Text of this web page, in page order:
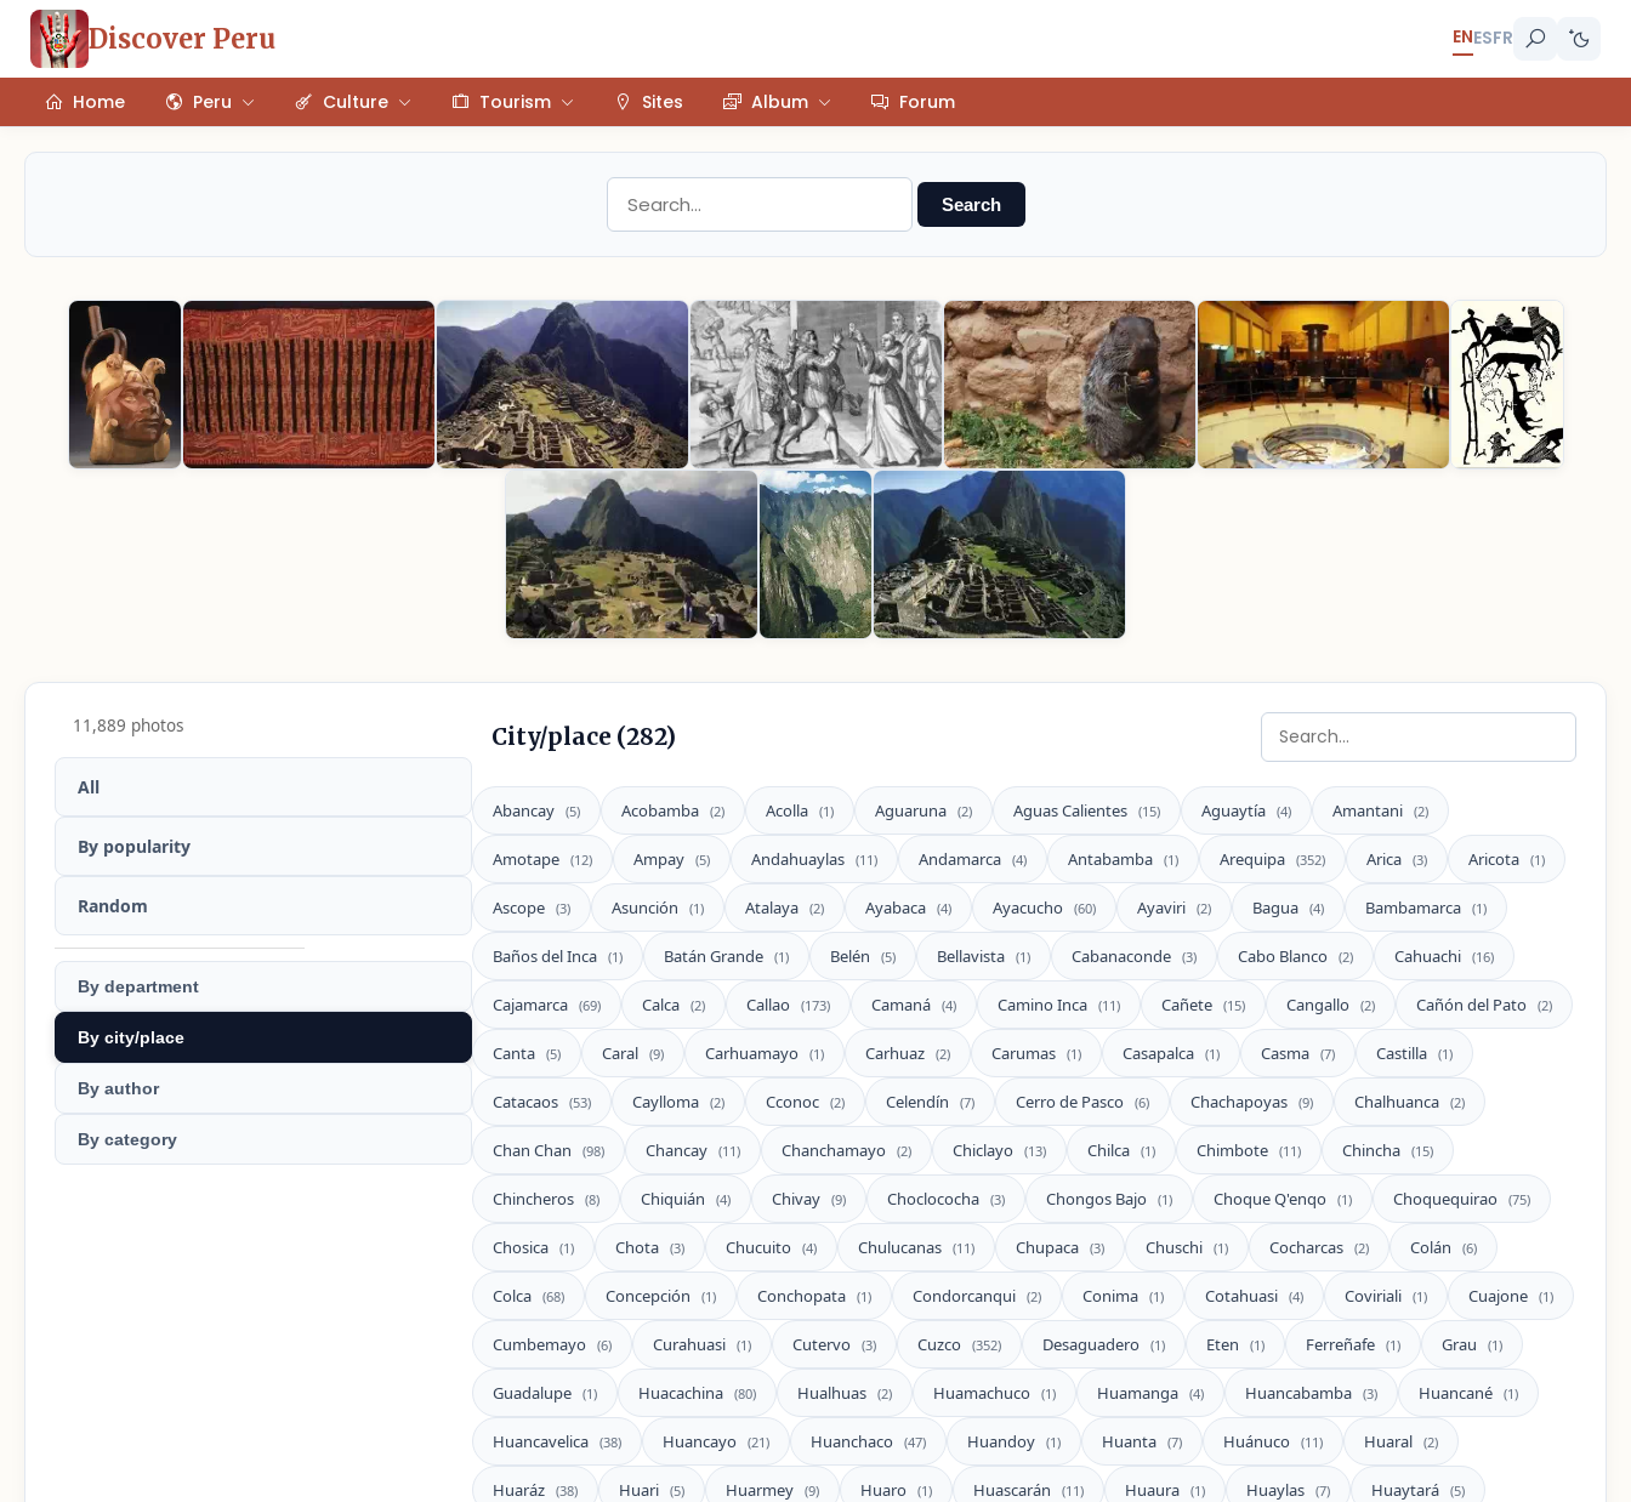
Discover Peru ENESFR
Home Peru Culture Tourism Sites Album Forum
Search
11,889 photos
All
By popularity
Random
By department
By city/place
By author
By category
City/place (282)
Abancay (5) Acobamba (2) Acolla (1) Aguaruna (2) Aguas Calientes (15) Aguaytía (4) Amantani (2)
Amotape (12) Ampay (5) Andahuaylas (11) Andamarca (4) Antabamba (1) Arequipa (352) Arica (3) Aricota (1)
Ascope (3) Asunción (1) Atalaya (2) Ayabaca (4) Ayacucho (60) Ayaviri (2) Bagua (4) Bambamarca (1)
Baños del Inca (1) Batán Grande (1) Belén (5) Bellavista (1) Cabanaconde (3) Cabo Blanco (2) Cahuachi (16)
Cajamarca (69) Calca (2) Callao (173) Camaná (4) Camino Inca (11) Cañete (15) Cangallo (2) Cañón del Pato (2)
Canta (5) Caral (9) Carhuamayo (1) Carhuaz (2) Carumas (1) Casapalca (1) Casma (7) Castilla (1)
Catacaos (53) Caylloma (2) Cconoc (2) Celendín (7) Cerro de Pasco (6) Chachapoyas (9) Chalhuanca (2)
Chan Chan (98) Chancay (11) Chanchamayo (2) Chiclayo (13) Chilca (1) Chimbote (11) Chincha (15)
Chincheros (8) Chiquián (4) Chivay (9) Choclococha (3) Chongos Bajo (1) Choque Q'enqo (1) Choquequirao (75)
Chosica (1) Chota (3) Chucuito (4) Chulucanas (11) Chupaca (3) Chuschi (1) Cocharcas (2) Colán (6)
Colca (68) Concepción (1) Conchopata (1) Condorcanqui (2) Conima (1) Cotahuasi (4) Coviriali (1) Cuajone (1)
Cumbemayo (6) Curahuasi (1) Cutervo (3) Cuzco (352) Desaguadero (1) Eten (1) Ferreñafe (1) Grau (1)
Guadalupe (1) Huacachina (80) Hualhuas (2) Huamachuco (1) Huamanga (4) Huancabamba (3) Huancané (1)
Huancavelica (38) Huancayo (21) Huanchaco (47) Huandoy (1) Huanta (7) Huánuco (11) Huaral (2)
Huaráz (38) Huari (5) Huarmey (9) Huaro (1) Huascarán (11) Huaura (1) Huaylas (7) Huaytará (5)